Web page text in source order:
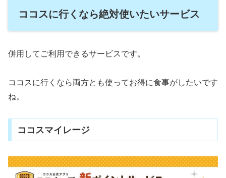
ココスに行くなら絶対使いたいサービス
併用してご利用できるサービスです。
ココスに行くなら両方とも使ってお得に食事がしたいです
ね。
ココスマイレージ